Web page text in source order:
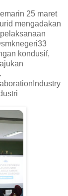
25 maret
mengadakan
kondusif,